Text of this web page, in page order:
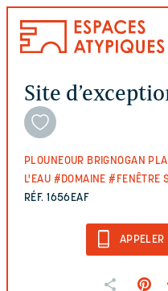
Site
PLOUNEOUR BRIGNOGAN
L'EAU #DOMAINE #FENÊTRE
RÉF. 1656EAF
APPELER